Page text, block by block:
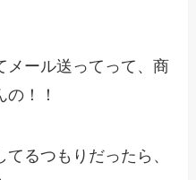
メール送ってって、商
！！
るつもりだったら、